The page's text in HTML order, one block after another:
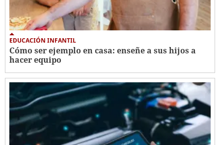
EDUCACIÓN INFANTIL
Cómo ser ejemplo en casa: enseñe a sus hijos a
hacer equipo